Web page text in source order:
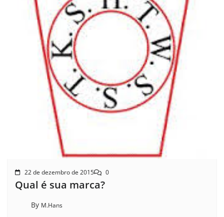
22 de dezembro de 2015 0
Qual é sua marca?
By M.Hans